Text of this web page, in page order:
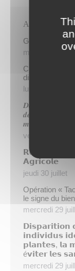
Articles récents
Gratuité du
mercredi 5 août
Cinq
dispositif
lundi 3 août
𝑫𝒆𝒖𝒙 𝒔𝒂𝒑𝒆𝒖𝒓𝒔-
𝒅𝒆́𝒕𝒂𝒄𝒉𝒆𝒎𝒆𝒏𝒕
𝒎𝒐𝒃𝒊𝒍𝒊𝒔𝒆́𝒆𝒔
vendredi 31
𝗥é𝘂𝗻𝗶𝗼𝗻
𝗔𝗴𝗿𝗶𝗰𝗼𝗹𝗲
jeudi 30 juillet
Opération «
le signe du
mercredi 29
𝗶𝗻𝗱𝗶𝘃𝗶𝗱𝘂𝘀
𝗽𝗹𝗮𝗻𝘁𝗲𝘀, 𝗹𝗮
é𝘃𝗶𝘁𝗲𝗿 𝗹𝗲𝘀
mercredi 29